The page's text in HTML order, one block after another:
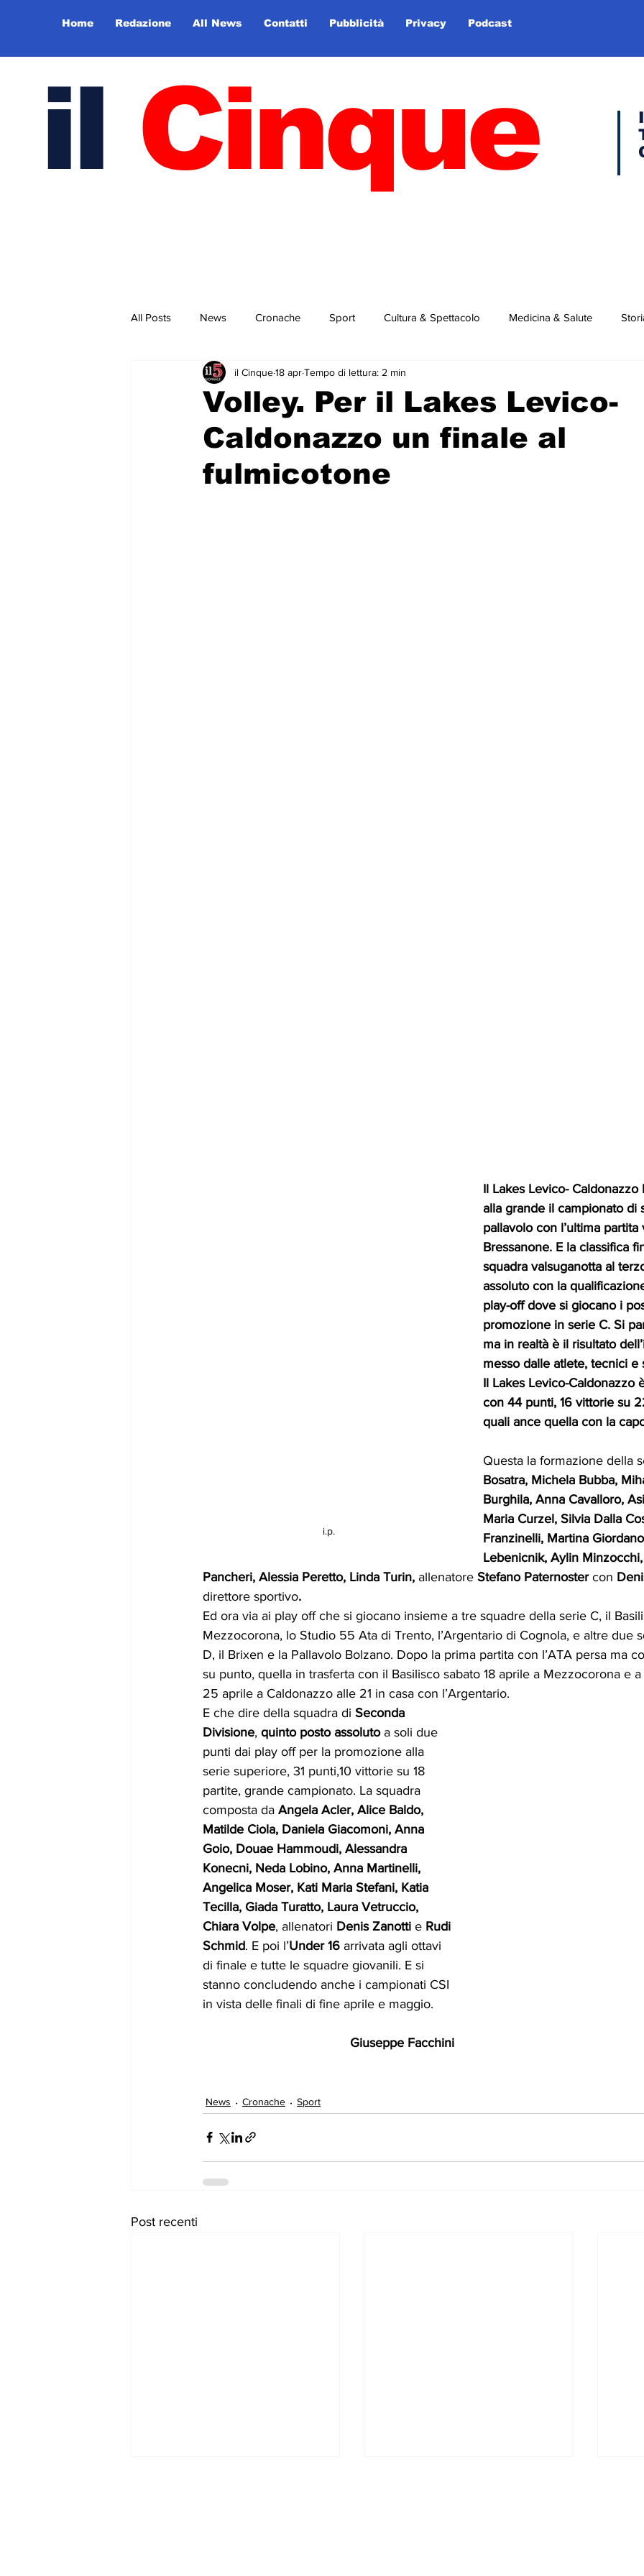
Home Redazione All News Contatti Pubblicità Privacy Podcast
il Cinque
All Posts News Cronache Sport Cultura & Spettacolo Medicina & Salute
Rubriche & Curiosità Sport in primo piano
Volley. Per il Lakes Levico-
Caldonazzo un finale al
fulmicotone
il Cinque18 aprTempo di lettura: 2 min
i.p.
Il Lakes Levico- Caldonazzo
alla grande il campionato di
pallavolo con l’ultima
Bressanone. E la classifica
squadra valsuganotta al
assoluto con la
play-off dove si giocano i
promozione in serie C. Si
ma in realtà è il risultato
messo dalle atlete, tecnici e
Il Lakes Levico-Caldonazzo
con 44 punti, 16 vittorie su
quali ance quella con la
Questa la formazione della
Bosatra, Michela Bubba,
Burghila, Anna Cavalloro,
Maria Curzel, Silvia Dalla
Franzinelli, Martina
Lebenicnik, Aylin
Pancheri, Alessia Peretto, Linda Turin, allenatore Stefano Paternoster con
direttore sportivo.
Ed ora via ai play off che si giocano insieme a tre squadre della serie C, il
Mezzocorona, lo Studio 55 Ata di Trento, l’Argentario di Cognola, e altre due
D, il Brixen e la Pallavolo Bolzano. Dopo la prima partita con l’ATA persa ma
su punto, quella in trasferta con il Basilisco sabato 18 aprile a Mezzocorona e
25 aprile a Caldonazzo alle 21 in casa con l’Argentario.
E che dire della squadra di Seconda
Divisione, quinto posto assoluto a soli due
punti dai play off per la promozione alla
serie superiore, 31 punti,10 vittorie su 18
partite, grande campionato. La squadra
composta da Angela Acler, Alice Baldo,
Matilde Ciola, Daniela Giacomoni, Anna
Goio, Douae Hammoudi, Alessandra
Konecni, Neda Lobino, Anna Martinelli,
Angelica Moser, Kati Maria Stefani, Katia
Tecilla, Giada Turatto, Laura Vetruccio,
Chiara Volpe, allenatori Denis Zanotti e Rudi
Schmid. E poi l’Under 16 arrivata agli ottavi
di finale e tutte le squadre giovanili. E si
stanno concludendo anche i campionati CSI
in vista delle finali di fine aprile e maggio.
Giuseppe Facchini
News Cronache Sport
Post recenti